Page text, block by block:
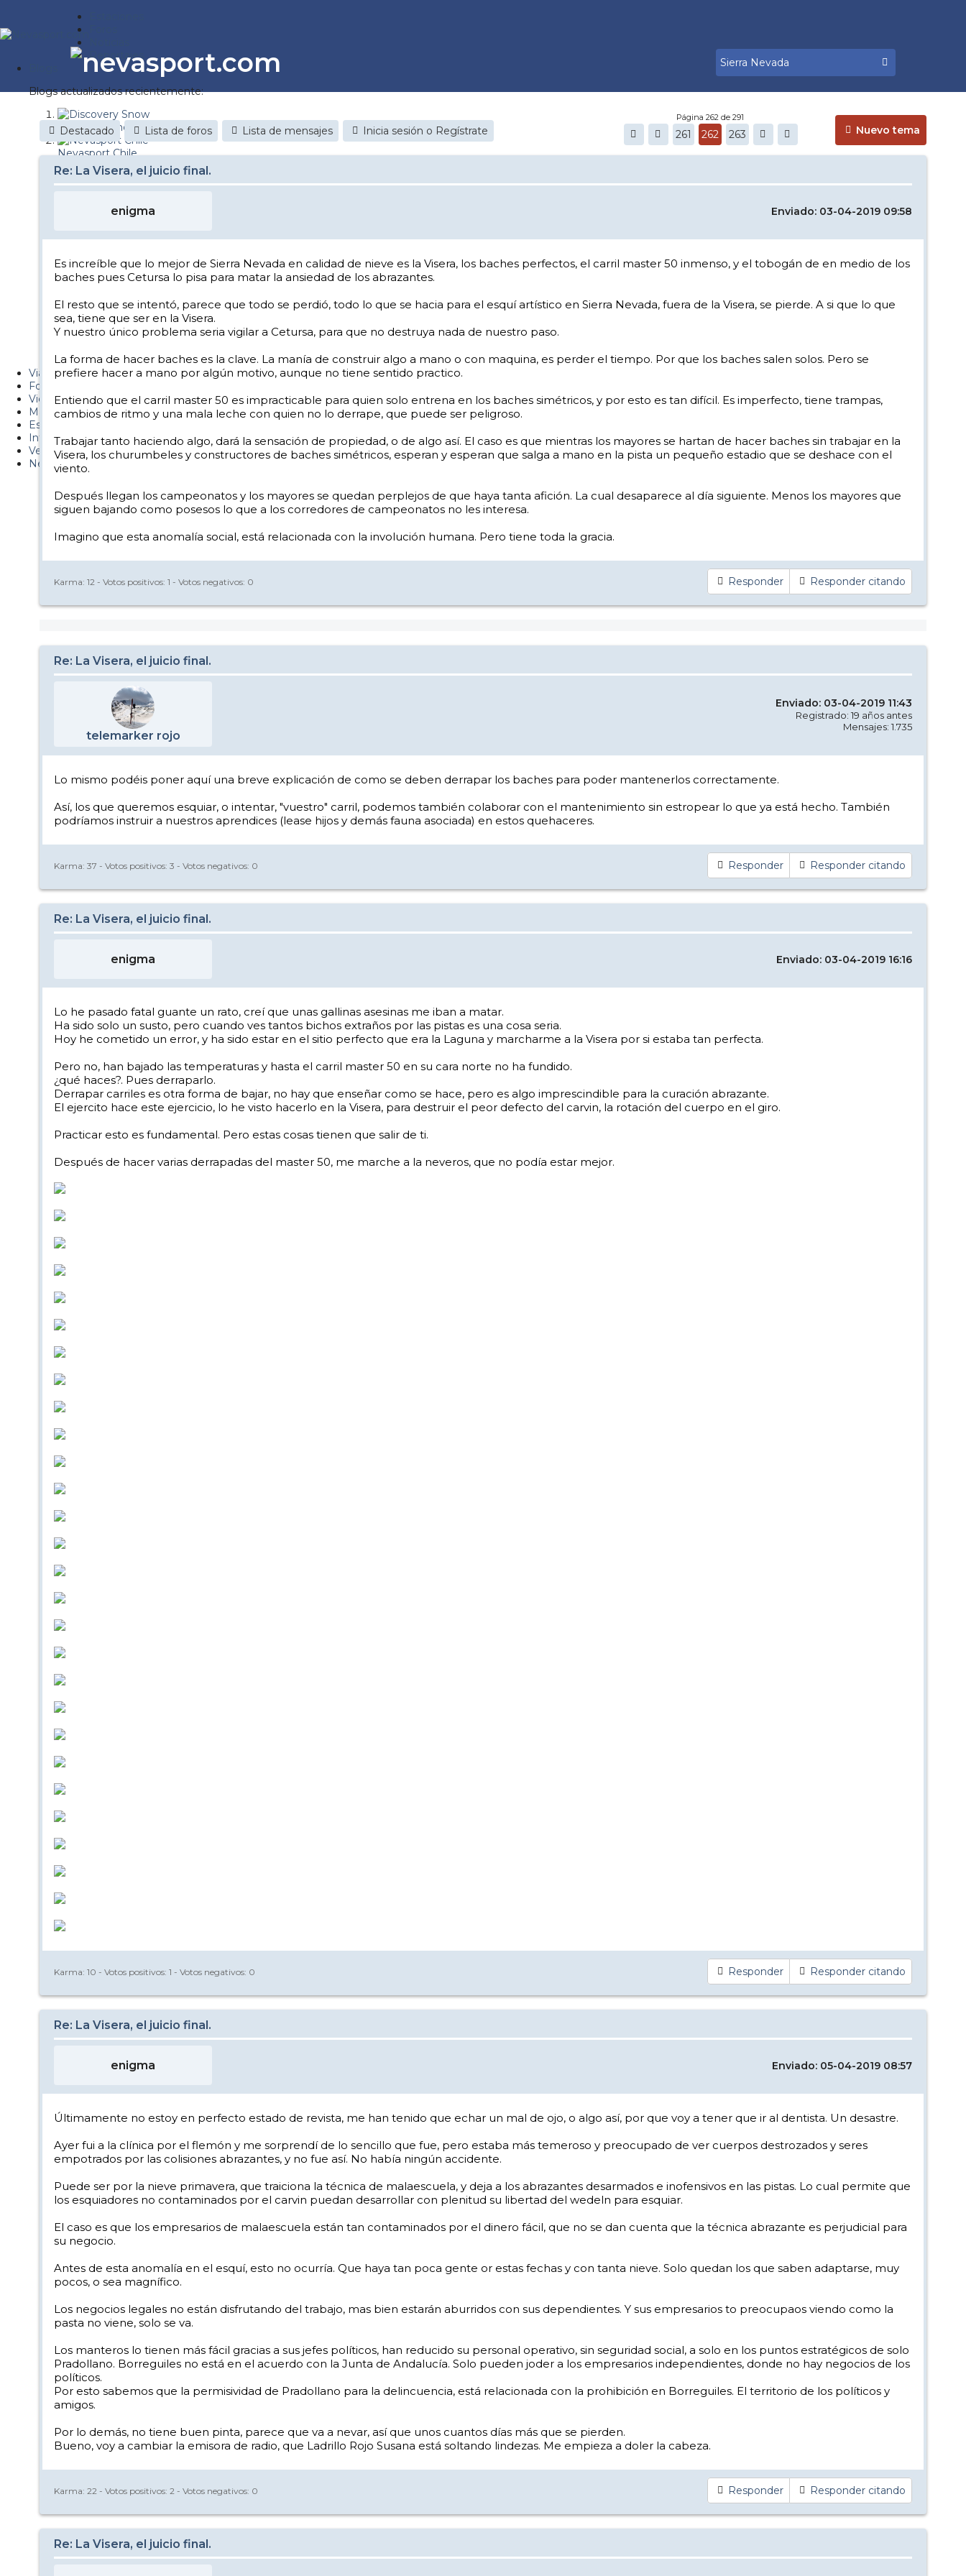
Reportajes
Blogs actualizados recientemente:
Discovery Snow
Nevasport Chile
Esquiaryviajar.com
nevasport blog
It's a powder da
Diario de un friki
Revista NIX
Metiendo Cantos
PUCAF - Blog
Viajes
Fotos
Videos
Material
Esquí Pro
Infonieve
Verano
Nevalog
Nuevo tema
Destacado Lista de foros Lista de mensajes Inicia sesión o Regístrate
Página 262 de 291
261 262 263
Re: La Visera, el juicio final.
enigma Enviado: 03-04-2019 09:58
Es increíble que lo mejor de Sierra Nevada en calidad de nieve es la Visera, los baches perfectos, el carril master 50 inmenso, y el tobogán de en medio de los
baches pues Cetursa lo pisa para matar la ansiedad de los abrazantes.
El resto que se intentó, parece que todo se perdió, todo lo que se hacia para el esquí artístico en Sierra Nevada, fuera de la Visera, se pierde. A si que lo que
sea, tiene que ser en la Visera.
Y nuestro único problema seria vigilar a Cetursa, para que no destruya nada de nuestro paso.
La forma de hacer baches es la clave. La manía de construir algo a mano o con maquina, es perder el tiempo. Por que los baches salen solos. Pero se
prefiere hacer a mano por algún motivo, aunque no tiene sentido practico.
Entiendo que el carril master 50 es impracticable para quien solo entrena en los baches simétricos, y por esto es tan difícil. Es imperfecto, tiene trampas,
cambios de ritmo y una mala leche con quien no lo derrape, que puede ser peligroso.
Trabajar tanto haciendo algo, dará la sensación de propiedad, o de algo así. El caso es que mientras los mayores se hartan de hacer baches sin trabajar en la
Visera, los churumbeles y constructores de baches simétricos, esperan y esperan que salga a mano en la pista un pequeño estadio que se deshace con el
viento.
Después llegan los campeonatos y los mayores se quedan perplejos de que haya tanta afición. La cual desaparece al día siguiente. Menos los mayores que
siguen bajando como posesos lo que a los corredores de campeonatos no les interesa.
Imagino que esta anomalía social, está relacionada con la involución humana. Pero tiene toda la gracia.
Responder Responder citando
Karma: 12 - Votos positivos: 1 - Votos negativos: 0
Re: La Visera, el juicio final.
telemarker rojo
Enviado: 03-04-2019 11:43
Registrado: 19 años antes
Mensajes: 1.735
Lo mismo podéis poner aquí una breve explicación de como se deben derrapar los baches para poder mantenerlos correctamente.
Así, los que queremos esquiar, o intentar, "vuestro" carril, podemos también colaborar con el mantenimiento sin estropear lo que ya está hecho. También
podríamos instruir a nuestros aprendices (lease hijos y demás fauna asociada) en estos quehaceres.
Responder Responder citando
Karma: 37 - Votos positivos: 3 - Votos negativos: 0
Re: La Visera, el juicio final.
enigma Enviado: 03-04-2019 16:16
Lo he pasado fatal guante un rato, creí que unas gallinas asesinas me iban a matar.
Ha sido solo un susto, pero cuando ves tantos bichos extraños por las pistas es una cosa seria.
Hoy he cometido un error, y ha sido estar en el sitio perfecto que era la Laguna y marcharme a la Visera por si estaba tan perfecta.
Pero no, han bajado las temperaturas y hasta el carril master 50 en su cara norte no ha fundido.
¿qué haces?. Pues derraparlo.
Derrapar carriles es otra forma de bajar, no hay que enseñar como se hace, pero es algo imprescindible para la curación abrazante.
El ejercito hace este ejercicio, lo he visto hacerlo en la Visera, para destruir el peor defecto del carvin, la rotación del cuerpo en el giro.
Practicar esto es fundamental. Pero estas cosas tienen que salir de ti.
Después de hacer varias derrapadas del master 50, me marche a la neveros, que no podía estar mejor.
Responder Responder citando
Karma: 10 - Votos positivos: 1 - Votos negativos: 0
Re: La Visera, el juicio final.
enigma Enviado: 05-04-2019 08:57
Últimamente no estoy en perfecto estado de revista, me han tenido que echar un mal de ojo, o algo así, por que voy a tener que ir al dentista. Un desastre.
Ayer fui a la clínica por el flemón y me sorprendí de lo sencillo que fue, pero estaba más temeroso y preocupado de ver cuerpos destrozados y seres
empotrados por las colisiones abrazantes, y no fue así. No había ningún accidente.
Puede ser por la nieve primavera, que traiciona la técnica de malaescuela, y deja a los abrazantes desarmados e inofensivos en las pistas. Lo cual permite que
los esquiadores no contaminados por el carvin puedan desarrollar con plenitud su libertad del wedeln para esquiar.
El caso es que los empresarios de malaescuela están tan contaminados por el dinero fácil, que no se dan cuenta que la técnica abrazante es perjudicial para
su negocio.
Antes de esta anomalía en el esquí, esto no ocurría. Que haya tan poca gente or estas fechas y con tanta nieve. Solo quedan los que saben adaptarse, muy
pocos, o sea magnífico.
Los negocios legales no están disfrutando del trabajo, mas bien estarán aburridos con sus dependientes. Y sus empresarios to preocupaos viendo como la
pasta no viene, solo se va.
Los manteros lo tienen más fácil gracias a sus jefes políticos, han reducido su personal operativo, sin seguridad social, a solo en los puntos estratégicos de solo
Pradollano. Borreguiles no está en el acuerdo con la Junta de Andalucía. Solo pueden joder a los empresarios independientes, donde no hay negocios de los
políticos.
Por esto sabemos que la permisividad de Pradollano para la delincuencia, está relacionada con la prohibición en Borreguiles. El territorio de los políticos y
amigos.
Por lo demás, no tiene buen pinta, parece que va a nevar, así que unos cuantos días más que se pierden.
Bueno, voy a cambiar la emisora de radio, que Ladrillo Rojo Susana está soltando lindezas. Me empieza a doler la cabeza.
Responder Responder citando
Karma: 22 - Votos positivos: 2 - Votos negativos: 0
Re: La Visera, el juicio final.